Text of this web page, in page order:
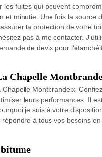
fuites qui peuvent
et minutie. Une fois la source
la protection de votre
pas à me contacter.
de devis pour
Chapelle
Montbrandeix.
leurs performances. Il
je suis à votre
à tous vos besoins en